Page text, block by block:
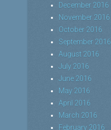
December 2016
November 2016
October 2016
September 2016
August 2016
July 2016
June 2016
May 2016
April 2016
March 2016
February 2016